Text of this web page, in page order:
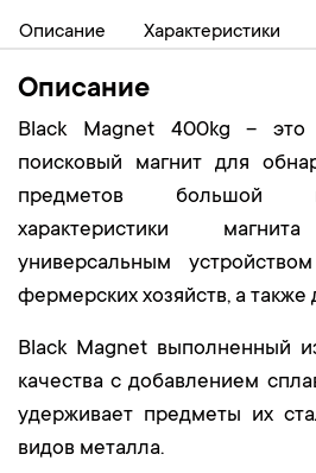
Описание Характеристики
Описание
Black Magnet 400kg – это
поисковый магнит для
предметов большой
характеристики
универсальным
фермерских хозяйств, а
Black Magnet выполненный
качества с добавлением
удерживает предметы их
видов металла.